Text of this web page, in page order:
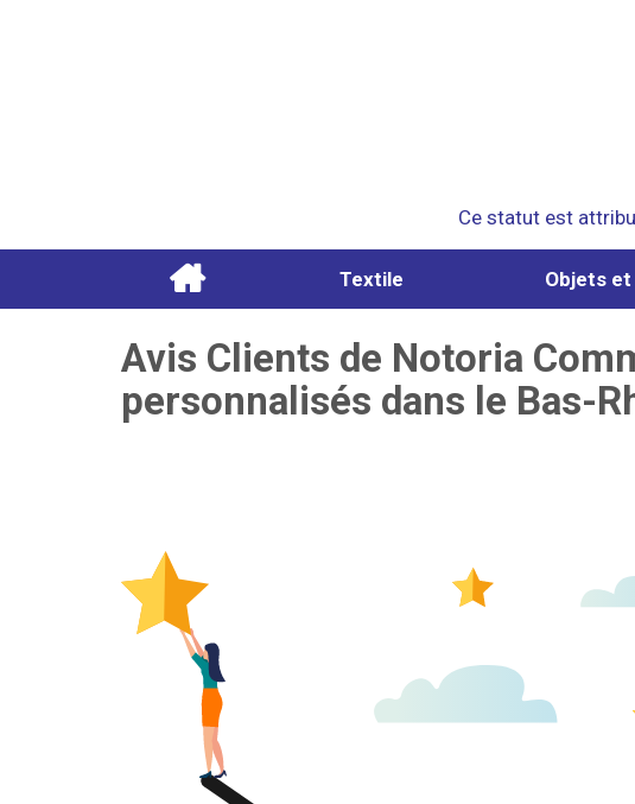
Ce statut est
Textile Objets
Avis Clients de Notoria
personnalisés dans le Bas-